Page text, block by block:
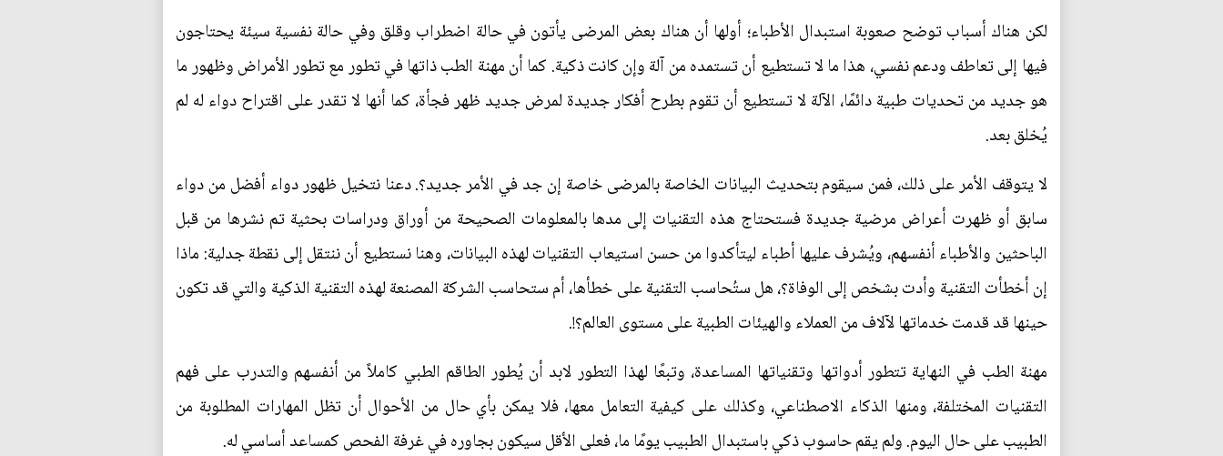
لكن هناك أسباب توضح صعوبة استبدال الأطباء؛ أولها أن هناك بعض المرضى يأتون في حالة اضطراب وقلق وفي حالة نفسية سيئة يحتاجون
فيها إلى تعاطف ودعم نفسي، هذا ما لا تستطيع أن تستمده من آلة وإن كانت ذكية. كما أن مهنة الطب ذاتها في تطور مع تطور الأمراض وظهور ما
هو جديد من تحديات طبية دائمًا، الآلة لا تستطيع أن تقوم بطرح أفكار جديدة لمرض جديد ظهر فجأة، كما أنها لا تقدر على اقتراح دواء له لم
يُخلق بعد.
لا يتوقف الأمر على ذلك، فمن سيقوم بتحديث البيانات الخاصة بالمرضى خاصة إن جد في الأمر جديد؟. دعنا نتخيل ظهور دواء أفضل من دواء
سابق أو ظهرت أعراض مرضية جديدة فستحتاج هذه التقنيات إلى مدها بالمعلومات الصحيحة من أوراق ودراسات بحثية تم نشرها من قبل
الباحثين والأطباء أنفسهم، ويُشرف عليها أطباء ليتأكدوا من حسن استيعاب التقنيات لهذه البيانات، وهنا نستطيع أن ننتقل إلى نقطة جدلية: ماذا
إن أخطأت التقنية وأدت بشخص إلى الوفاة؟، هل ستُحاسب التقنية على خطأها، أم ستحاسب الشركة المصنعة لهذه التقنية الذكية والتي قد تكون
حينها قد قدمت خدماتها لآلاف من العملاء والهيئات الطبية على مستوى العالم؟!.
مهنة الطب في النهاية تتطور أدواتها وتقنياتها المساعدة، وتبعًا لهذا التطور لابد أن يُطور الطاقم الطبي كاملاً من أنفسهم والتدرب على فهم
التقنيات المختلفة، ومنها الذكاء الاصطناعي، وكذلك على كيفية التعامل معها، فلا يمكن بأي حال من الأحوال أن تظل المهارات المطلوبة من
الطبيب على حال اليوم. ولم يقم حاسوب ذكي باستبدال الطبيب يومًا ما، فعلى الأقل سيكون بجاوره في غرفة الفحص كمساعد أساسي له.